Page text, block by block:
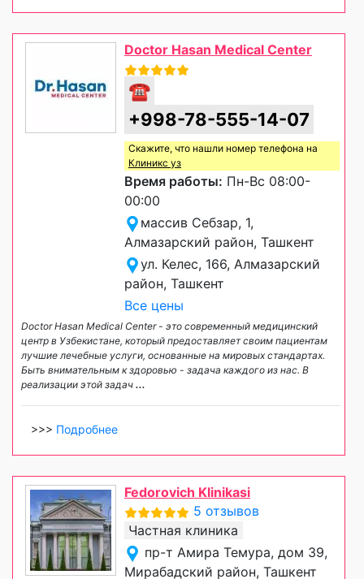
Doctor Hasan Medical Center
☎
+998-78-555-14-07
Скажите, что нашли номер телефона на
Клиникс уз
Время работы: Пн-Вс 08:00-
00:00
массив Себзар, 1,
Алмазарский район, Ташкент
ул. Келес, 166, Алмазарский
район, Ташкент
Все цены
Doctor Hasan Medical Center - это современный медицинский
центр в Узбекистане, который предоставляет своим пациентам
лучшие лечебные услуги, основанные на мировых стандартах.
Быть внимательным к здоровью - задача каждого из нас. В
реализации этой задач ...
>>> Подробнее
Fedorovich Klinikasi
5 отзывов
Частная клиника
пр-т Амира Темура, дом 39,
Мирабадский район, Ташкент